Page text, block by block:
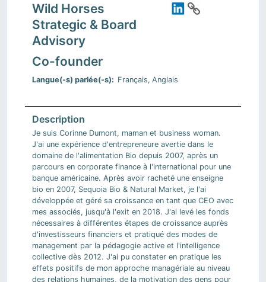
Wild Horses
Strategic & Board
Advisory
Co-founder
Langue(-s) parlée(-s) Français Anglais
Je suis Corinne Dumont, maman et business woman.
J'ai une expérience d'entrepreneure avertie dans le
domaine de l'alimentation Bio depuis 2007, après un
parcours en corporate finance à l'international pour une
banque américaine. Après avoir racheté une enseigne
bio en 2007, Sequoia Bio & Natural Market, je l'ai
développée et géré sa croissance en tant que CEO avec
mes associés, jusqu'à l'exit en 2018. J'ai levé les fonds
nécessaires à différentes étapes de croissance auprès
d'investisseurs financiers et pratiqué des modes de
management par la pédagogie active et l'intelligence
collective dès 2012. J'ai pu constater en pratique les
effets positifs de mon approche managériale au niveau
des relations humaines, de la motivation des gens pour